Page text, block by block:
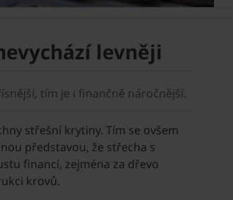
levněji
tím je i finančně náročnější.
střešní krytiny. Tím se ovšem
představou, že střecha s
financí, zejména za dřevo
krovů.